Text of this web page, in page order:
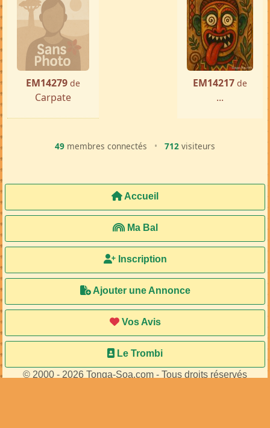
EM14279 de
Carpate
EM14217 de
...
49 membres connectés • 712 visiteurs
Accueil
Ma Bal
Inscription
Ajouter une Annonce
Vos Avis
Le Trombi
© 2000 - 2026 Tonga-Soa.com - Tous droits réservés